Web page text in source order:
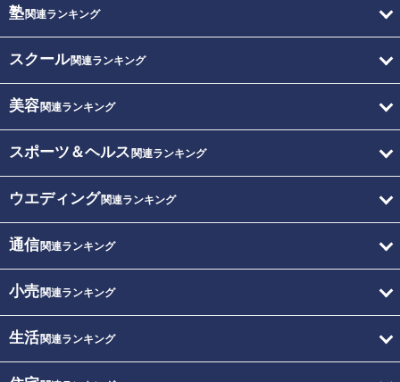
塾関連ランキング
スクール関連ランキング
美容関連ランキング
スポーツ＆ヘルス 関連ランキング
ウエディング関連ランキング
通信関連ランキング
小売関連ランキング
生活関連ランキング